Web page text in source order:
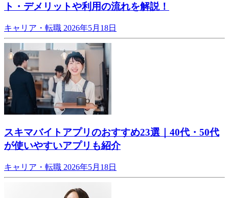
ト・デメリットや利用の流れを解説！
キャリア・転職 2026年5月18日
スキマバイトアプリのおすすめ23選｜40代・50代
が使いやすいアプリも紹介
キャリア・転職 2026年5月18日